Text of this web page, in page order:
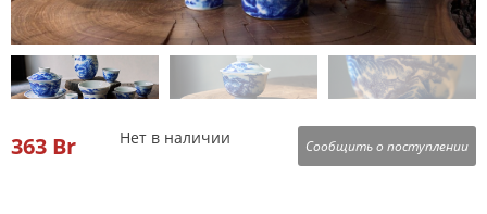
363 Br Нет в наличии Сообщить о поступлении